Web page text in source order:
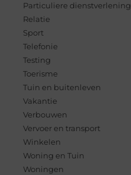
Particuliere dienstverlening
Relatie
Sport
Telefonie
Testing
Toerisme
Tuin en buitenleven
Vakantie
Verbouwen
Vervoer en transport
Winkelen
Woning en Tuin
Woningen